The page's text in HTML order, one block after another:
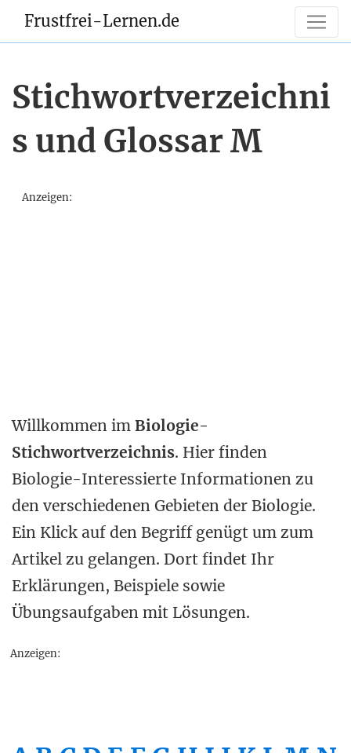
Frustfrei-Lernen.de
Stichwortverzeichni
s und Glossar M
Anzeigen:
Willkommen im Biologie-
Stichwortverzeichnis. Hier finden
Biologie-Interessierte Informationen zu
den verschiedenen Gebieten der Biologie.
Ein Klick auf den Begriff genügt um zum
Artikel zu gelangen. Dort findet Ihr
Erklärungen, Beispiele sowie
Übungsaufgaben mit Lösungen.
Anzeigen: